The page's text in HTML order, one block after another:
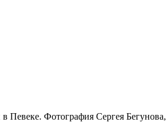
Певеке. Фотография Сергея Бегунова,